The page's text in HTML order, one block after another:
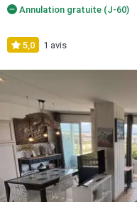
Annulation gratuite (J-60)
5,0 1 avis